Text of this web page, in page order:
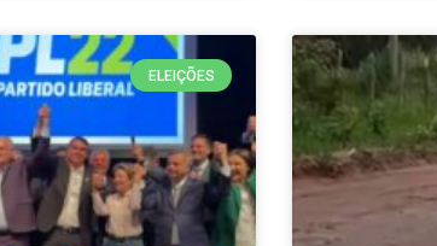
ELEIÇÕES